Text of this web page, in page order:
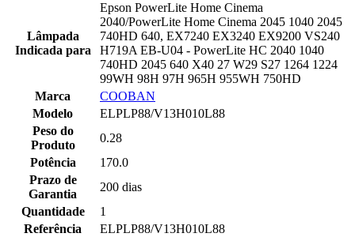
Lâmpada
Indicada para
Epson PowerLite Home Cinema
2040/PowerLite Home Cinema 2045 1040 2045
740HD 640, EX7240 EX3240 EX9200 VS240
H719A EB-U04 - PowerLite HC 2040 1040
740HD 2045 640 X40 27 W29 S27 1264 1224
99WH 98H 97H 965H 955WH 750HD
Marca
COOBAN
Modelo
ELPLP88/V13H010L88
Peso do
Produto
0.28
Potência
170.0
Prazo de
Garantia
200 dias
Quantidade
1
Referência
ELPLP88/V13H010L88